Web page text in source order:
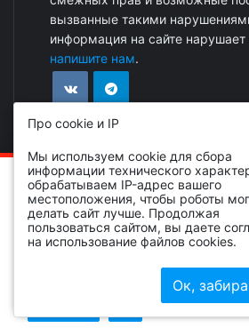
ОБРАТИТЕ ВНИМАНИЕ!
Вы просматриваете событие,
завершено и находится в
во внимание при
вызванные такими
информация на сайте
напишите нам.
Реклама на сайте | Добавить
© 2026 livebryansk.ru все права
Разработка и поддержка
Про cookie и IP
Мы используем cookie для сбора
информации технического
обрабатываем IP-адрес вашего
местоположения, чтобы роботы
делать сайт лучше. Продолжая
пользоваться сайтом, вы даете
на использование файлов cookies.
Ок,